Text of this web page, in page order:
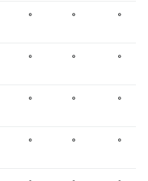
۰ ۰ ۰
۰ ۰ ۰
۰ ۰ ۰
۰ ۰ ۰